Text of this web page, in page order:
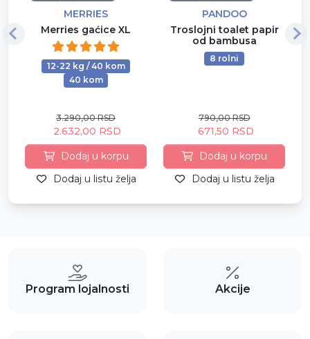
MERRIES
Merries gaćice XL
12-22 kg / 40 kom
40 kom
3.290,00 RSD
2.632,00 RSD
Dodaj u korpu
Dodaj u listu želja
PANDOO
Troslojni toalet papir
od bambusa
8 rolni
790,00 RSD
671,50 RSD
Dodaj u korpu
Dodaj u listu želja
Program lojalnosti Akcije